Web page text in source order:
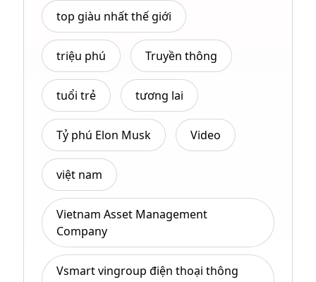
top giàu nhất thế giới
triệu phú Truyền thông
tuổi trẻ tương lai
Tỷ phú Elon Musk Video
việt nam
Vietnam Asset Management
Company
Vsmart vingroup điện thoại thông